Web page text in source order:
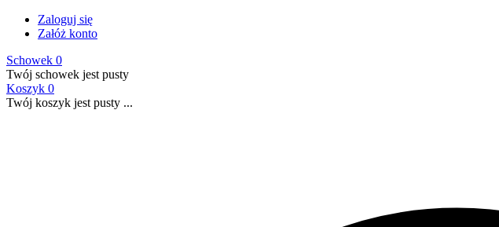
Zaloguj się
Załóż konto
Schowek 0
Twój schowek jest pusty
Koszyk 0
Twój koszyk jest pusty ...